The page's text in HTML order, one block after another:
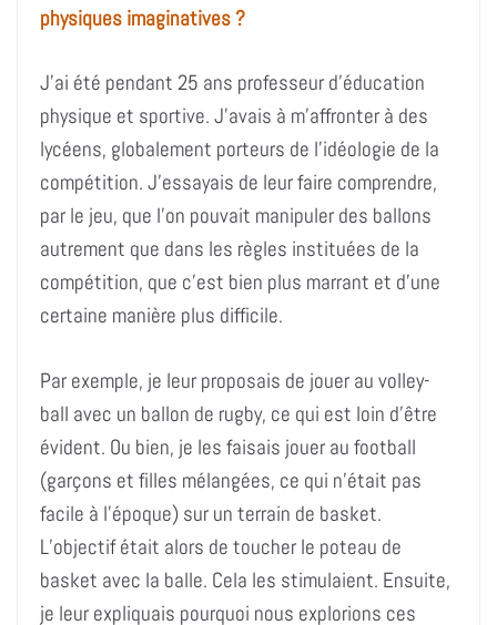
physiques imaginatives ?
J’ai été pendant 25 ans professeur d’éducation
physique et sportive. J’avais à m’affronter à des
lycéens, globalement porteurs de l’idéologie de la
compétition. J’essayais de leur faire comprendre,
par le jeu, que l’on pouvait manipuler des ballons
autrement que dans les règles instituées de la
compétition, que c’est bien plus marrant et d’une
certaine manière plus difficile.
Par exemple, je leur proposais de jouer au volley-
ball avec un ballon de rugby, ce qui est loin d’être
évident. Ou bien, je les faisais jouer au football
(garçons et filles mélangées, ce qui n’était pas
facile à l’époque) sur un terrain de basket.
L’objectif était alors de toucher le poteau de
basket avec la balle. Cela les stimulaient. Ensuite,
je leur expliquais pourquoi nous explorions ces